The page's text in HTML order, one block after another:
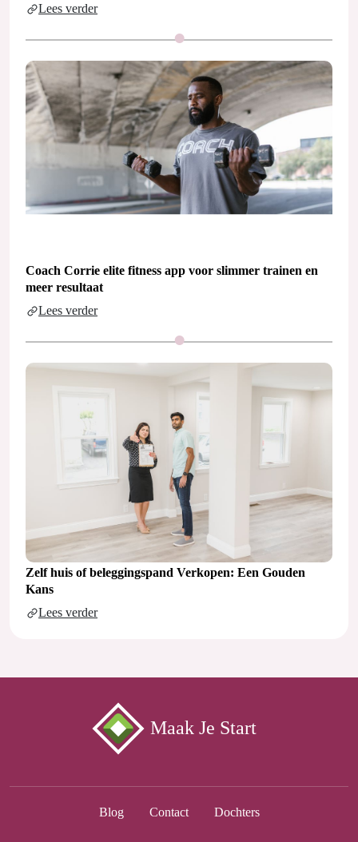
Lees verder
Coach Corrie elite fitness app voor slimmer trainen en
meer resultaat
Lees verder
Zelf huis of beleggingspand Verkopen: Een Gouden
Kans
Lees verder
Maak Je Start
Blog Contact Dochters